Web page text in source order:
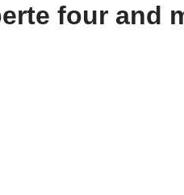
four and